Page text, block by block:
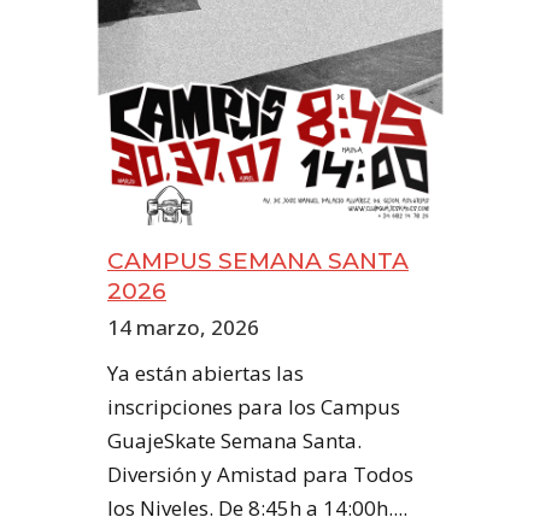
CAMPUS SEMANA SANTA
2026
14 marzo, 2026
Ya están abiertas las
inscripciones para los Campus
GuajeSkate Semana Santa.
Diversión y Amistad para Todos
los Niveles. De 8:45h a 14:00h....